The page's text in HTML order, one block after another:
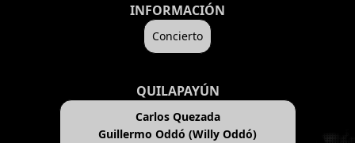
INFORMACIÓN
Concierto
QUILAPAYÚN
Carlos Quezada
Guillermo Oddó (Willy Oddó)